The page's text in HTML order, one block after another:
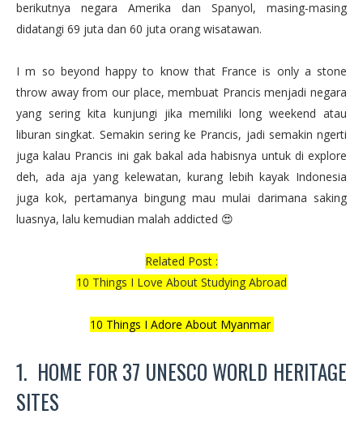
berikutnya negara Amerika dan Spanyol, masing-masing
didatangi 69 juta dan 60 juta orang wisatawan.
I m so beyond happy to know that France is only a stone
throw away from our place, membuat Prancis menjadi negara
yang sering kita kunjungi jika memiliki long weekend atau
liburan singkat. Semakin sering ke Prancis, jadi semakin ngerti
juga kalau Prancis ini gak bakal ada habisnya untuk di explore
deh, ada aja yang kelewatan, kurang lebih kayak Indonesia
juga kok, pertamanya bingung mau mulai darimana saking
luasnya, lalu kemudian malah addicted 😍
Related Post :
10 Things I Love About Studying Abroad
10 Things I Adore About Myanmar
1. HOME FOR 37 UNESCO WORLD HERITAGE
SITES